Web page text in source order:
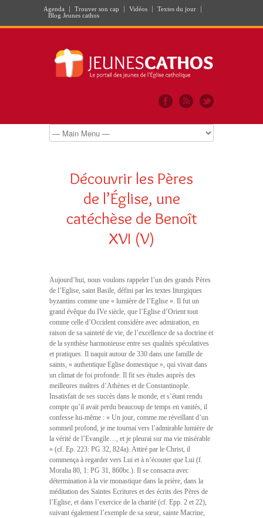
Agenda Trouver son cap Vidéos
Textes du jour
Blog Jeunes cathos
Découvrir les Pères
de l’Église, une
catéchèse de Benoît
XVI (V)
Aujourd’hui, nous voulons rappeler l’un des grands Pères
de l’Eglise, saint Basile, défini par les textes liturgiques
byzantins comme une « lumière de l’Eglise ». Il fut un
grand évêque du IVe siècle, que l’Eglise d’Orient tout
comme celle d’Occident considère avec admiration, en
raison de sa sainteté de vie, de l’excellence de sa doctrine et
de la synthèse harmonieuse entre ses qualités spéculatives
et pratiques. Il naquit autour de 330 dans une famille de
saints, « authentique Eglise domestique », qui vivait dans
un climat de foi profonde. Il fit ses études auprès des
meilleures maîtres d’Athènes et de Constantinople.
Insatisfait de ses succès dans le monde, et s’étant rendu
compte qu’il avait perdu beaucoup de temps en vanités, il
confesse lui-même : « Un jour, comme me réveillant d’un
sommeil profond, je me tournai vers l’admirable lumière de
la vérité de l’Evangile…, et je pleurai sur ma vie misérable
» (cf. Ep. 223: PG 32, 824a). Attiré par le Christ, il
commença à regarder vers Lui et à n’écouter que Lui (f.
Moralia 80, 1: PG 31, 860bc.). Il se consacra avec
détermination à la vie monastique dans la prière, dans la
méditation des Saintes Ecritures et des écrits des Pères de
l’Eglise, et dans l’exercice de la charité (cf. Epp. 2 et 22),
suivant également l’exemple de sa sœur, sainte Macrine,